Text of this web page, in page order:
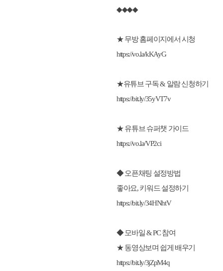
◆◆◆◆
★ 무방 홈페이지에서 시청
https://vo.la/kKAyG
★유튜브 구독 & 알람 신청하기
https://bit.ly/35yVT7v
★ 유튜브 슈퍼챗 가이드
https://vo.la/VP2ci
◆ 오픈채팅 설정방법
좋아요, 키워드 설정하기
https://bit.ly/34HNhtV
◆ 모바일 & PC 참여
★ 동영상보며 쉽게 배우기
https://bit.ly/3jZpM4q